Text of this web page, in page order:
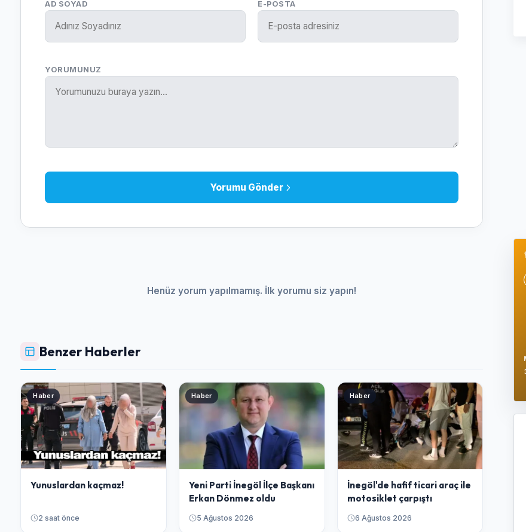
AD SOYAD E-POSTA
YORUMUNUZ
Yorumu Gönder
Henüz yorum yapılmamış. İlk yorumu siz yapın!
Benzer Haberler
Haber
Yunuslardan kaçmaz!
2 saat önce
Haber
Yeni Parti İnegöl İlçe Başkanı
Erkan Dönmez oldu
5 Ağustos 2026
Haber
İnegöl'de hafif ticari araç ile
motosiklet çarpıştı
6 Ağustos 2026